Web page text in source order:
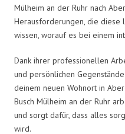
Mülheim an der Ruhr nach
Herausforderungen, die diese
wissen, worauf es bei einem
Dank ihrer professionellen
und persönlichen
deinem neuen Wohnort in
Busch Mülheim an der Ruhr
und sorgt dafür, dass alles
wird.